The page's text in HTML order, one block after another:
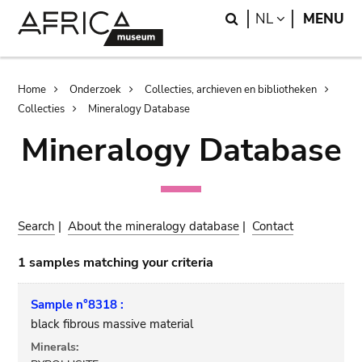
Search
NL LANGUAGE
MENU
Breadcrumb
Home Onderzoek
Collecties, archieven en bibliotheken
Collecties
Mineralogy Database
Mineralogy Database
Search |About the mineralogy database | Contact
1 samples matching your criteria
Sample n°8318 :
black fibrous massive material
Minerals: